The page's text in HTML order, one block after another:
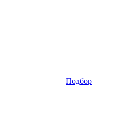
Подбор